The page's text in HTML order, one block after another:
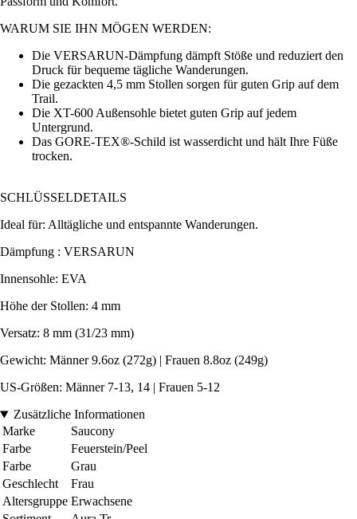
WARUM SIE IHN MÖGEN WERDEN:
Die VERSARUN-Dämpfung dämpft Stöße und reduziert den
Druck für bequeme tägliche Wanderungen.
Die gezackten 4,5 mm Stollen sorgen für guten Grip auf dem
Trail.
Die XT-600 Außensohle bietet guten Grip auf jedem
Untergrund.
Das GORE-TEX®-Schild ist wasserdicht und hält Ihre Füße
trocken.
SCHLÜSSELDETAILS
Ideal für: Alltägliche und entspannte Wanderungen.
Dämpfung : VERSARUN
Innensohle: EVA
Höhe der Stollen: 4 mm
Versatz: 8 mm (31/23 mm)
Gewicht: Männer 9.6oz (272g) | Frauen 8.8oz (249g)
US-Größen: Männer 7-13, 14 | Frauen 5-12
Zusätzliche Informationen
Marke
Saucony
Farbe
Feuerstein/Peel
Farbe
Grau
Geschlecht
Frau
Altersgruppe Erwachsene